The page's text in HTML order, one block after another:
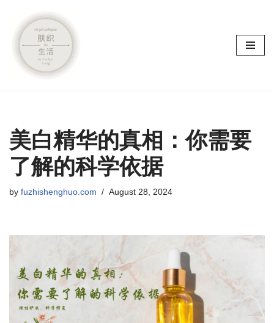
Skip
content
美白精华的真相：你需要
了解的科学依据
by fuzhishenghuo.com August 28, 2024